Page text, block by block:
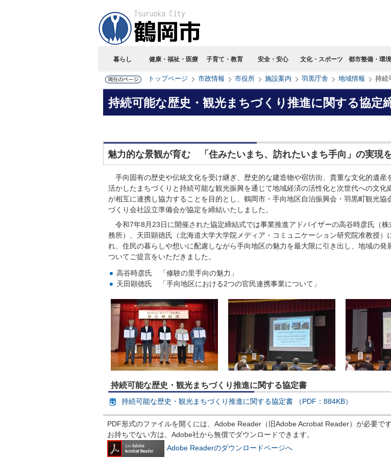
暮らし 健康・福祉・医療 子育て・教育 安全・安心 文化・スポーツ 都市整備・環境
トップページ 市政情報 市役所 施設案内 羽黒庁舎 地域情報 持続
持続可能な歴史・観光まちづくり推進に関する協定
魅力的な景観が育む 「住みたいまち、訪れたいまち手向」の実現
手向固有の歴史や伝統文化を受け継ぎ、歴史的な建造物や宿坊街、貴重な文化的遺産
活かしたまちづくりと持続可能な観光振興を通じて地域経済の活性化と次世代への文化
が相互に連携し協力することを目的とし、鶴岡市・手向地区自治振興会・羽黒町観光協
づくり会社設立準備会が協定を締結いたしました。
令和7年8月23日に開催された協定締結式では事業推進アドバイザーの高谷時彦氏（
務所）、天田顕徳氏（北海道大学大学院メディア・コミュニケーション研究院准教授）
れ、住民の暮らしや想いに配慮しながら手向地区の魅力を最大限に引き出し、地域の発
ついてご提言をいただきました。
高谷時彦氏 「修験の里手向の魅力」
天田顕徳氏 「手向地区における2つの官民連携事業について」
持続可能な歴史・観光まちづくり推進に関する協定書
持続可能な歴史・観光まちづくり推進に関する協定書 （PDF：884KB）
PDF形式のファイルを開くには、Adobe Reader（旧Adobe Acrobat Reader）が必要です
お持ちでない方は、Adobe社から無償でダウンロードできます。
Adobe Readerのダウンロードページへ